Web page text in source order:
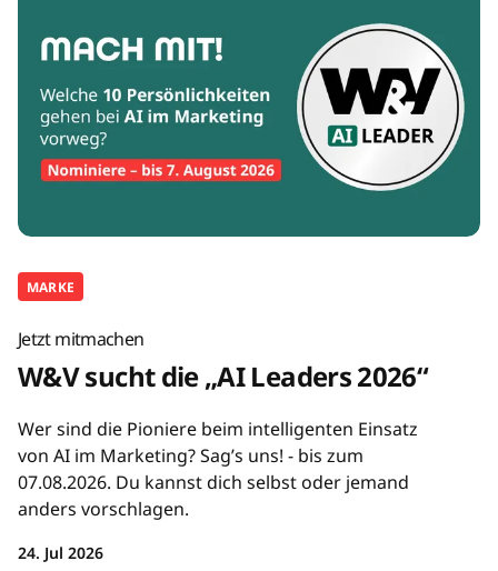
MARKE
Jetzt mitmachen
W&V sucht die „AI Leaders 2026“
Wer sind die Pioniere beim intelligenten Einsatz
von AI im Marketing? Sag’s uns! - bis zum
07.08.2026. Du kannst dich selbst oder jemand
anders vorschlagen.
24. Jul 2026